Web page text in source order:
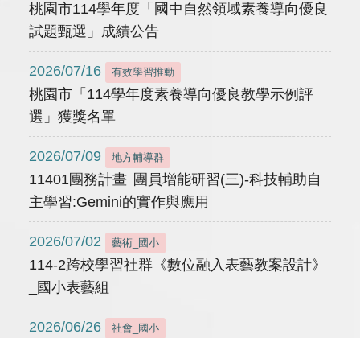
桃園市114學年度「國中自然領域素養導向優良
試題甄選」成績公告
2026/07/16 有效學習推動
桃園市「114學年度素養導向優良教學示例評
選」獲獎名單
2026/07/09 地方輔導群
11401團務計畫 團員增能研習(三)-科技輔助自
主學習:Gemini的實作與應用
2026/07/02 藝術_國小
114-2跨校學習社群《數位融入表藝教案設計》
_國小表藝組
2026/06/26 社會_國小